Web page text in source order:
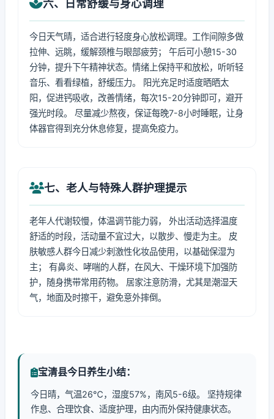
六、日常舒缓与身心调理
今日天气晴，适合进行轻度身心放松调理。工作间隙多做
拉伸、远眺，缓解颈椎与眼部疲劳； 午后可小憩15-30
分钟，提升下午精神状态。情绪上保持平和放松，听听轻
音乐、看看绿植，舒缓压力。 阳光充足时适度晒晒太
阳，促进钙吸收，改善情绪，每次15-20分钟即可，避开
强光时段。 尽量减少熬夜，保证每晚7-8小时睡眠，让身
体器官得到充分休息修复，提高免疫力。
七、老人与特殊人群护理提示
老年人代谢较慢，体温调节能力弱， 外出活动选择温度
舒适的时段，活动量不宜过大，以散步、慢走为主。 皮
肤敏感人群今日减少刺激性化妆品使用，以基础保湿为
主； 有鼻炎、哮喘的人群，在风大、干燥环境下加强防
护，随身携带常用药物。 居家注意防滑，尤其是潮湿天
气，地面及时擦干，避免意外摔倒。
宝清县今日养生小结：
今日晴，气温26℃，湿度57%，南风5-6级。 坚持规律
作息、合理饮食、适度护理，由内而外保持健康状态。